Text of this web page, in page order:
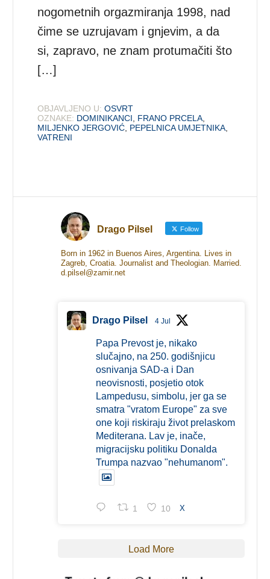
nogometnih orgazmiranja 1998, nad
čime se uzrujavam i gnjevim, a da
si, zapravo, ne znam protumačiti što
[…]
OBJAVLJENO U: OSVRT
OZNAKE: DOMINIKANCI FRANO PRCELA
MILJENKO JERGOVIĆ PEPELNICA UMJETNIKA
VATRENI
Drago Pilsel Follow
Born in 1962 in Buenos Aires, Argentina. Lives in
Zagreb, Croatia. Journalist and Theologian. Married.
d.pilsel@zamir.net
Drago Pilsel 4 Jul
Papa Prevost je, nikako
slučajno, na 250. godišnjicu
osnivanja SAD-a i Dan
neovisnosti, posjetio otok
Lampedusu, simbolu, jer ga se
smatra "vratom Europe" za sve
one koji riskiraju život prelaskom
Mediterana. Lav je, inače,
migracijsku politiku Donalda
Trumpa nazvao "nehumanom".
1 10 X
Load More